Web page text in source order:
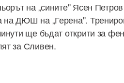
на „сините" Ясен
на ДЮШ на „Герена".
ще бъдат открити за
за Сливен.